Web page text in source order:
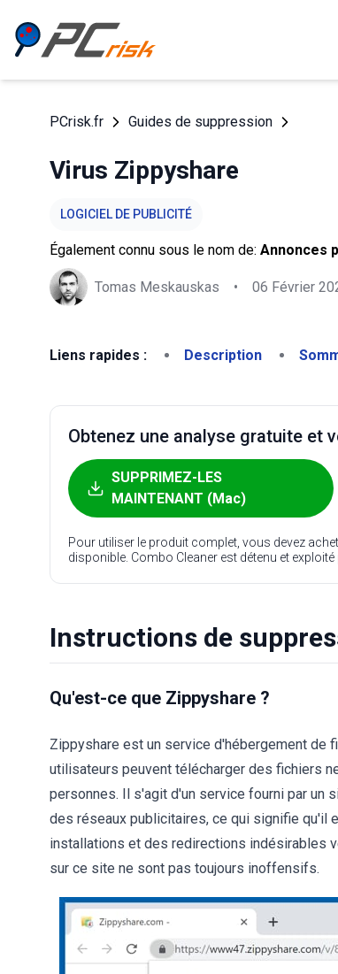
PCrisk.fr Guides de suppression
Virus Zippyshare
LOGICIEL DE PUBLICITÉ
Également connu sous le nom de: Annonces
Tomas Meskauskas • 06 Février
Liens rapides : Description
Obtenez une analyse gratuite et
SUPPRIMEZ-LES
MAINTENANT (Mac)
Pour utiliser le produit complet, vous devez
disponible. Combo Cleaner est détenu et exploité
Instructions de
Qu'est-ce que Zippyshare ?
Zippyshare est un service d'hébergement de
utilisateurs peuvent télécharger des fichiers
personnes. Il s'agit d'un service fourni par
des réseaux publicitaires, ce qui signifie qu'il
installations et des redirections indésirables
sur ce site ne sont pas toujours inoffensifs.